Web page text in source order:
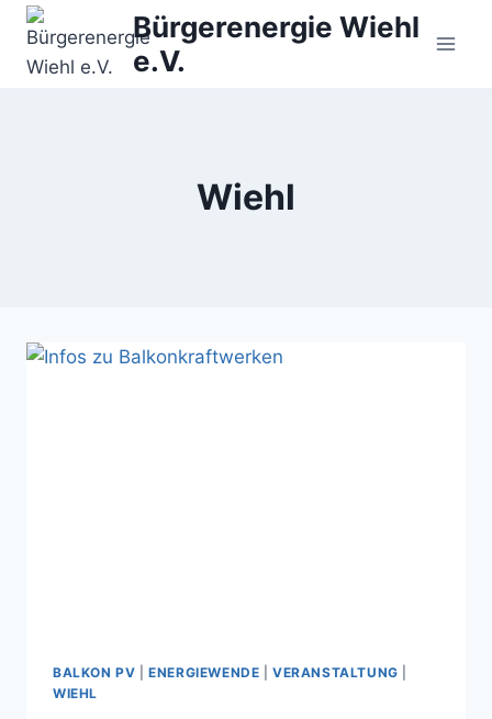
Zum
Inhalt
springen
Bürgerenergie Wiehl
e.V.
Wiehl
BALKON PV |ENERGIEWENDE |VERANSTALTUNG
WIEHL